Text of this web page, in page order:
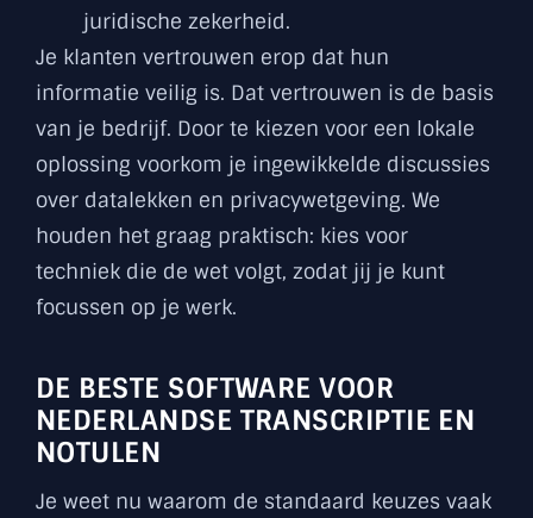
juridische zekerheid.
Je klanten vertrouwen erop dat hun
informatie veilig is. Dat vertrouwen is de basis
van je bedrijf. Door te kiezen voor een lokale
oplossing voorkom je ingewikkelde discussies
over datalekken en privacywetgeving. We
houden het graag praktisch: kies voor
techniek die de wet volgt, zodat jij je kunt
focussen op je werk.
DE BESTE SOFTWARE VOOR
NEDERLANDSE TRANSCRIPTIE EN
NOTULEN
Je weet nu waarom de standaard keuzes vaak